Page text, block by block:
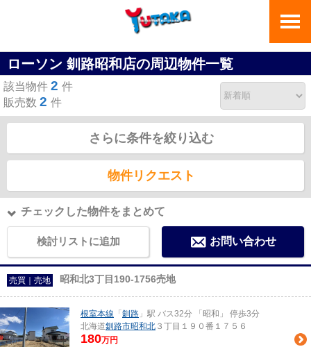
ローソン 釧路昭和店の周辺物件一覧
該当物件 2 件
販売数 2 件
さらに条件を絞り込む
物件リクエスト
チェックした物件をまとめて
検討リストに追加 お問い合わせ
売買｜売地 昭和北3丁目190-1756売地
根室本線 「 釧路 」駅 バス32分 「昭和」 停歩3分
北海道釧路市昭和北 ３丁目１９０番１７５６
180万円